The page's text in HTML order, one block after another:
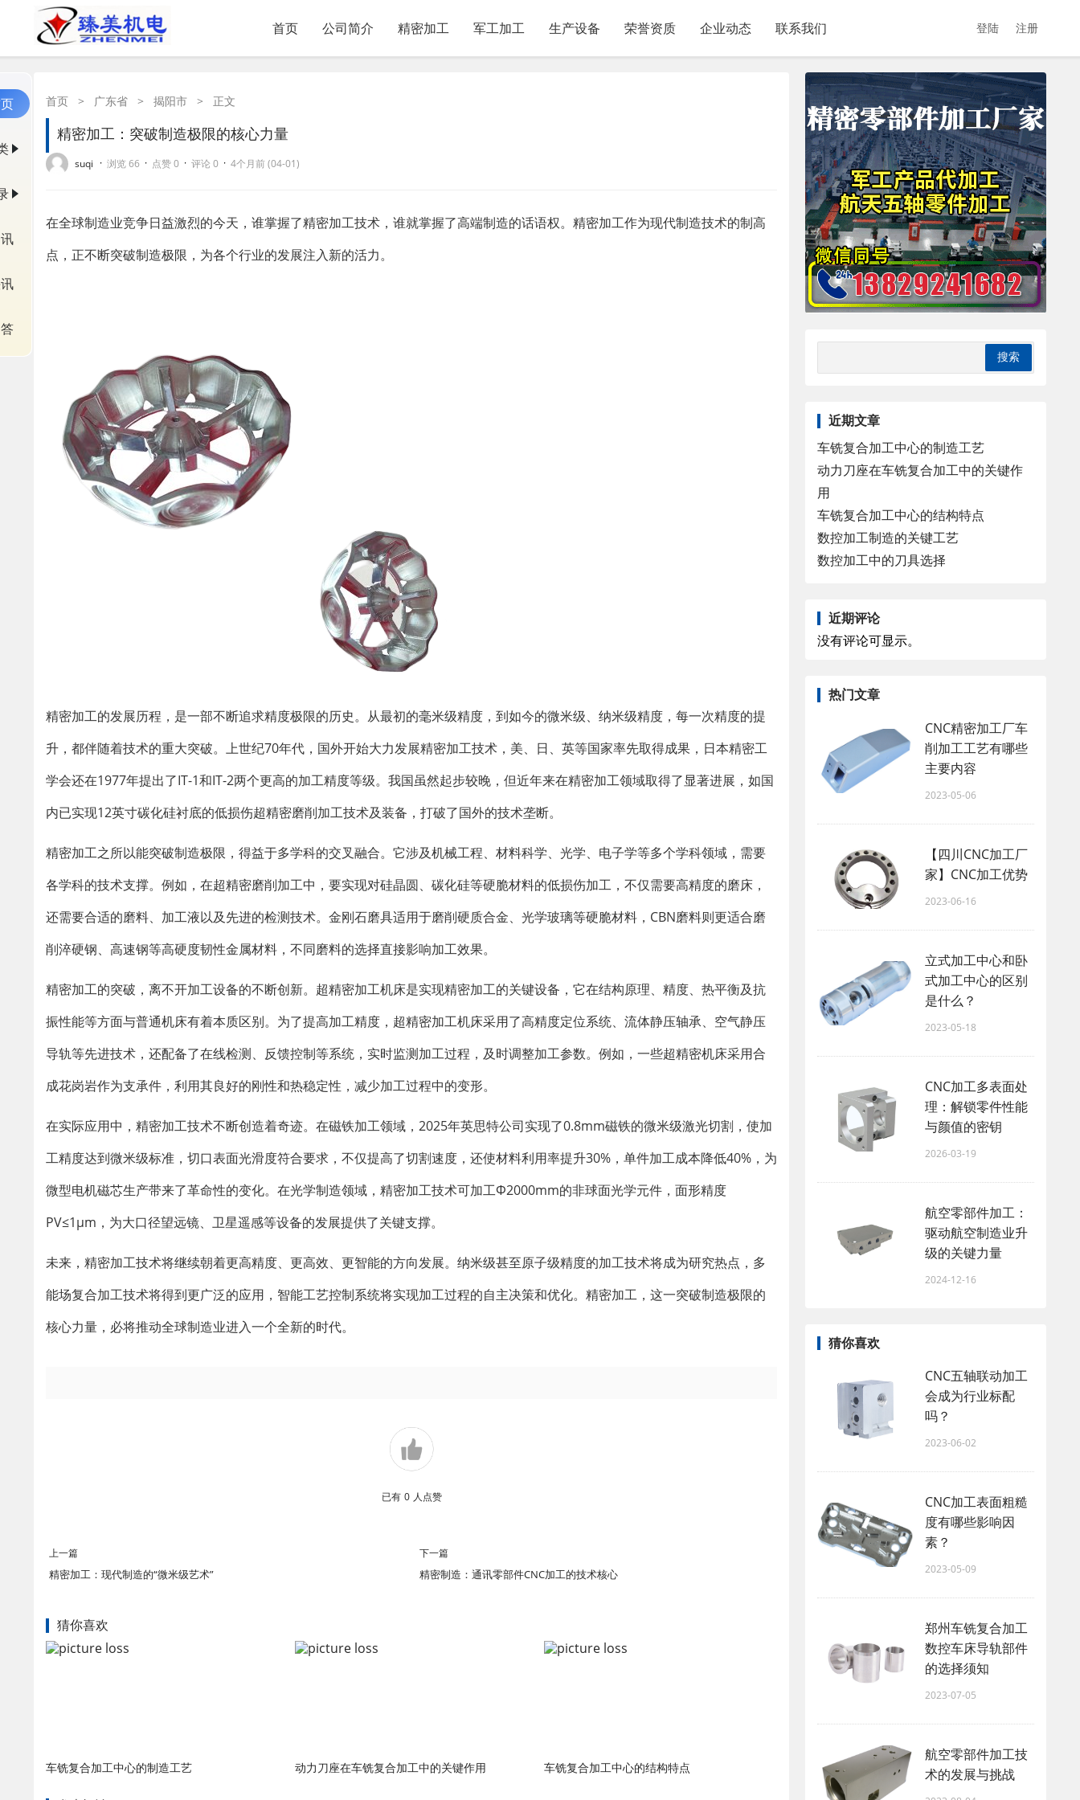
首页 公司简介 精密加工 军工加工 生产设备 荣誉资质 企业动态 联系我们 登陆 注册
首页 > 广东省 > 揭阳市 > 正文
精密加工：突破制造极限的核心力量
suqi · 浏览 66 · 点赞 0 · 评论 0 · 4个月前 (04-01)
在全球制造业竞争日益激烈的今天，谁掌握了精密加工技术，谁就掌握了高端制造的话语权。精密加工作为现代制造技术的制高
点，正不断突破制造极限，为各个行业的发展注入新的活力。
精密加工的发展历程，是一部不断追求精度极限的历史。从最初的毫米级精度，到如今的微米级、纳米级精度，每一次精度的提
升，都伴随着技术的重大突破。上世纪70年代，国外开始大力发展精密加工技术，美、日、英等国家率先取得成果，日本精密工
学会还在1977年提出了IT-1和IT-2两个更高的加工精度等级。我国虽然起步较晚，但近年来在精密加工领域取得了显著进展，如国
内已实现12英寸碳化硅衬底的低损伤超精密磨削加工技术及装备，打破了国外的技术垄断。
精密加工之所以能突破制造极限，得益于多学科的交叉融合。它涉及机械工程、材料科学、光学、电子学等多个学科领域，需要
各学科的技术支撑。例如，在超精密磨削加工中，要实现对硅晶圆、碳化硅等硬脆材料的低损伤加工，不仅需要高精度的磨床，
还需要合适的磨料、加工液以及先进的检测技术。金刚石磨具适用于磨削硬质合金、光学玻璃等硬脆材料，CBN磨料则更适合磨
削淬硬钢、高速钢等高硬度韧性金属材料，不同磨料的选择直接影响加工效果。
精密加工的突破，离不开加工设备的不断创新。超精密加工机床是实现精密加工的关键设备，它在结构原理、精度、热平衡及抗
振性能等方面与普通机床有着本质区别。为了提高加工精度，超精密加工机床采用了高精度定位系统、流体静压轴承、空气静压
导轨等先进技术，还配备了在线检测、反馈控制等系统，实时监测加工过程，及时调整加工参数。例如，一些超精密机床采用合
成花岗岩作为支承件，利用其良好的刚性和热稳定性，减少加工过程中的变形。
在实际应用中，精密加工技术不断创造着奇迹。在磁铁加工领域，2025年英思特公司实现了0.8mm磁铁的微米级激光切割，使加
工精度达到微米级标准，切口表面光滑度符合要求，不仅提高了切割速度，还使材料利用率提升30%，单件加工成本降低40%，为
微型电机磁芯生产带来了革命性的变化。在光学制造领域，精密加工技术可加工Φ2000mm的非球面光学元件，面形精度
PV≤1μm，为大口径望远镜、卫星遥感等设备的发展提供了关键支撑。
未来，精密加工技术将继续朝着更高精度、更高效、更智能的方向发展。纳米级甚至原子级精度的加工技术将成为研究热点，多
能场复合加工技术将得到更广泛的应用，智能工艺控制系统将实现加工过程的自主决策和优化。精密加工，这一突破制造极限的
核心力量，必将推动全球制造业进入一个全新的时代。
已有 0 人点赞
上一篇
精密加工：现代制造的“微米级艺术”
下一篇
精密制造：通讯零部件CNC加工的技术核心
猜你喜欢
车铣复合加工中心的制造工艺 动力刀座在车铣复合加工中的关键作用 车铣复合加工中心的结构特点
近期文章
车铣复合加工中心的制造工艺
动力刀座在车铣复合加工中的关键作
用
车铣复合加工中心的结构特点
数控加工制造的关键工艺
数控加工中的刀具选择
近期评论
没有评论可显示。
热门文章
CNC精密加工厂车
削加工工艺有哪些
主要内容
2023-05-06
【四川CNC加工厂
家】CNC加工优势
2023-06-16
立式加工中心和卧
式加工中心的区别
是什么？
2023-05-18
CNC加工多表面处
理：解锁零件性能
与颜值的密钥
2026-03-19
航空零部件加工：
驱动航空制造业升
级的关键力量
2024-12-16
猜你喜欢
CNC五轴联动加工
会成为行业标配
吗？
2023-06-02
CNC加工表面粗糙
度有哪些影响因
素？
2023-05-09
郑州车铣复合加工
数控车床导轨部件
的选择须知
2023-07-05
航空零部件加工技
术的发展与挑战